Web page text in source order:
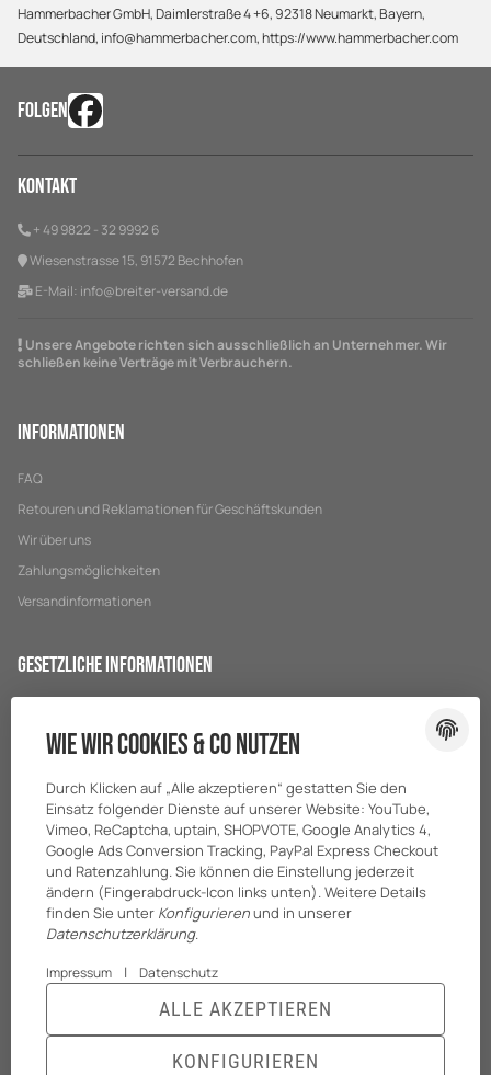
Hammerbacher GmbH, Daimlerstraße 4 +6, 92318 Neumarkt, Bayern,
Deutschland, info@hammerbacher.com, https://www.hammerbacher.com
FOLGEN
Kontakt
+ 49 9822 - 32 9992 6
Wiesenstrasse 15, 91572 Bechhofen
E-Mail: info@breiter-versand.de
Unsere Angebote richten sich ausschließlich an Unternehmer. Wir
schließen keine Verträge mit Verbrauchern.
Informationen
FAQ
Retouren und Reklamationen für Geschäftskunden
Wir über uns
Zahlungsmöglichkeiten
Versandinformationen
Gesetzliche Informationen
Impressum
Batteriegesetzhinweise
Wie wir Cookies & Co nutzen
Durch Klicken auf „Alle akzeptieren“ gestatten Sie den
Einsatz folgender Dienste auf unserer Website: YouTube,
Vimeo, ReCaptcha, uptain, SHOPVOTE, Google Analytics 4,
Google Ads Conversion Tracking, PayPal Express Checkout
und Ratenzahlung. Sie können die Einstellung jederzeit
ändern (Fingerabdruck-Icon links unten). Weitere Details
finden Sie unter Konfigurierenund in unserer
Datenschutzerklärung.
Impressum | Datenschutz
KONFIGURIEREN
ALLE AKZEPTIEREN